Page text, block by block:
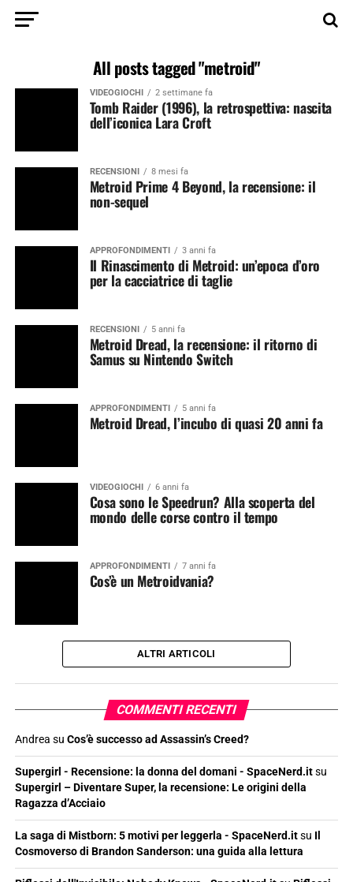
All posts tagged "metroid"
VIDEOGIOCHI 2 settimane fa
Tomb Raider (1996), la retrospettiva: nascita
dell’iconica Lara Croft
RECENSIONI 8 mesi fa
Metroid Prime 4 Beyond, la recensione: il
non-sequel
APPROFONDIMENTI 3 anni fa
Il Rinascimento di Metroid: un’epoca d’oro
per la cacciatrice di taglie
RECENSIONI 5 anni fa
Metroid Dread, la recensione: il ritorno di
Samus su Nintendo Switch
APPROFONDIMENTI 5 anni fa
Metroid Dread, l’incubo di quasi 20 anni fa
VIDEOGIOCHI 6 anni fa
Cosa sono le Speedrun? Alla scoperta del
mondo delle corse contro il tempo
APPROFONDIMENTI 7 anni fa
Cos’è un Metroidvania?
ALTRI ARTICOLI
COMMENTI RECENTI
Andrea su Cos’è successo ad Assassin’s Creed?
Supergirl - Recensione: la donna del domani - SpaceNerd.itsu
Supergirl – Diventare Super, la recensione: Le origini della
Ragazza d’Acciaio
La saga di Mistborn: 5 motivi per leggerla - SpaceNerd.itsu Il
Cosmoverso di Brandon Sanderson: una guida alla lettura